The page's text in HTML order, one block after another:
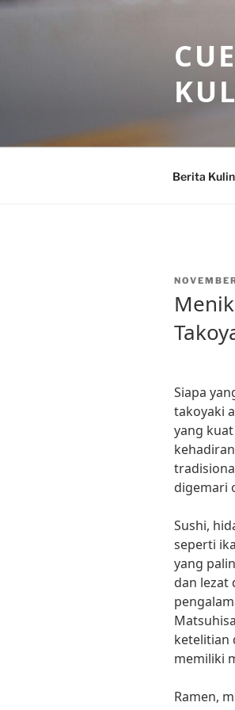
Skip
Berita
POSTED
Siapa
takoyaki
yang
digemari
Sushi,
seperti
yang
dan lezat
ketelitian
memiliki
Ramen,